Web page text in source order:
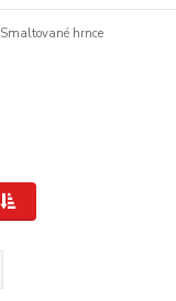
Smaltované hrnce